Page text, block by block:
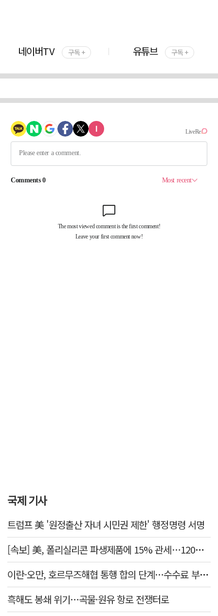
네이버TV 구독 + 유튜브 구독 +
국제 기사
트럼프 美 '원정출산 자녀 시민권 제한' 행정명령 서명
[속보] 美, 폴리실리콘 파생제품에 15% 관세…120일 뒤 발효
이란-오만, 호르무즈해협 통행 합의 단계…수수료 부과되나
흑해도 봉쇄 위기…곡물·원유 항로 전쟁터로